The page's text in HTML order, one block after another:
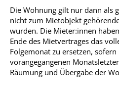
Die Wohnung gilt nur dann als
nicht zum Mietobjekt
wurden. Die Mieter:innen
Ende des Mietvertrages das
Folgemonat zu ersetzen,
vorangegangenen
Räumung und Übergabe der